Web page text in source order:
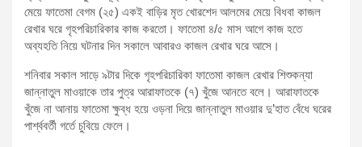
মেয়ে ফাতেমা বেগম (২৫) একই বাড়ির মৃত খোরশেদ আলমের মেয়ে বিধবা কাজল
রেখার ঘরে গৃহপরিচারিকার কাজ করতো। ফাতেমা ৪/৫ মাস আগে কাজ হতে
অব্যহতি নিয়ে ঘটনার দিন সকালে আবারও কাজল রেখার ঘরে আসে।
শনিবার সকাল সাড়ে ৯টার দিকে গৃহপরিচারিকা ফাতেমা কাজল রেখার শিশুকন্যা
জান্নাতুল মাওয়াকে তার পুত্র আরাফাতকে (৭) খুঁজে আনতে বলে। আরাফাতকে
খুঁজে না আনায় ফাতেমা ক্ষুব্ধ হয়ে ওড়না দিয়ে জান্নাতুল মাওয়ার দু’হাত বেঁধে ঘরের
পার্শ্ববর্তী গর্তে চুবিয়ে ফেলে।